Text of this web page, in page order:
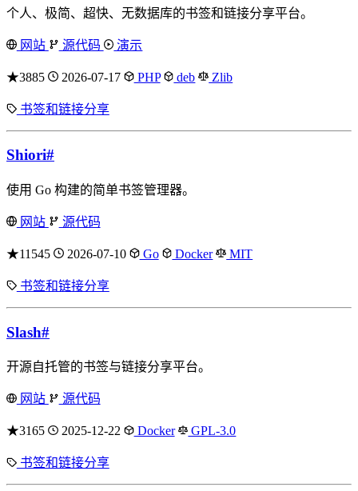
个人、极简、超快、无数据库的书签和链接分享平台。
网站 源代码 演示
★3885 2026-07-17 PHP deb Zlib
书签和链接分享
Shiori#
使用 Go 构建的简单书签管理器。
网站 源代码
★11545 2026-07-10 Go Docker MIT
书签和链接分享
Slash#
开源自托管的书签与链接分享平台。
网站 源代码
★3165 2025-12-22 Docker GPL-3.0
书签和链接分享